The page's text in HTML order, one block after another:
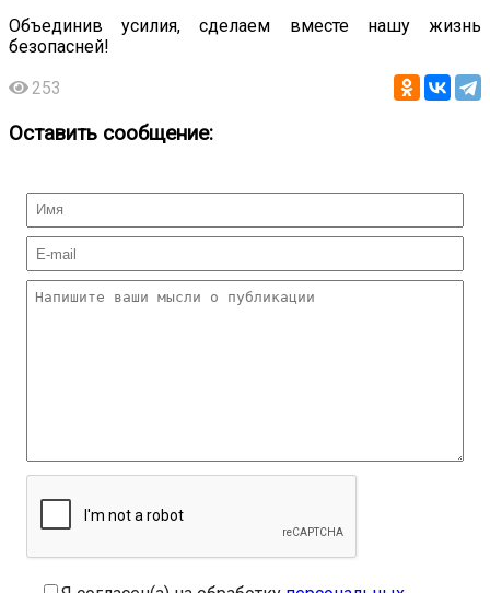
Объединив усилия, сделаем вместе нашу жизнь
безопасней!
253
Оставить сообщение: